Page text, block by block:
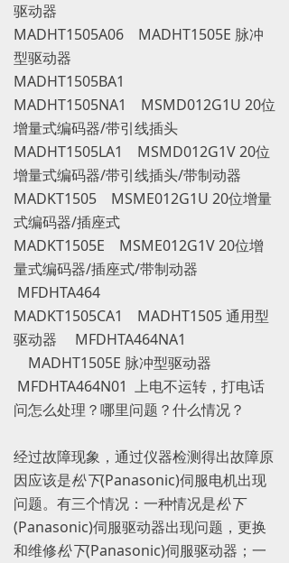
驱动器
MADHT1505A06 MADHT1505E 脉冲
型驱动器
MADHT1505BA1
MADHT1505NA1 MSMD012G1U 20位
增量式编码器/带引线插头
MADHT1505LA1 MSMD012G1V 20位
增量式编码器/带引线插头/带制动器
MADKT1505 MSME012G1U 20位增量
式编码器/插座式
MADKT1505E MSME012G1V 20位增
量式编码器/插座式/带制动器
MFDHTA464
MADKT1505CA1 MADHT1505 通用型
驱动器 MFDHTA464NA1
MADHT1505E 脉冲型驱动器
MFDHTA464N01 上电不运转，打电话
问怎么处理？哪里问题？什么情况？
经过故障现象，通过仪器检测得出故障原
因应该是松下(Panasonic)伺服电机出现
问题。有三个情况：一种情况是松下
(Panasonic)伺服驱动器出现问题，更换
和维修松下(Panasonic)伺服驱动器；一